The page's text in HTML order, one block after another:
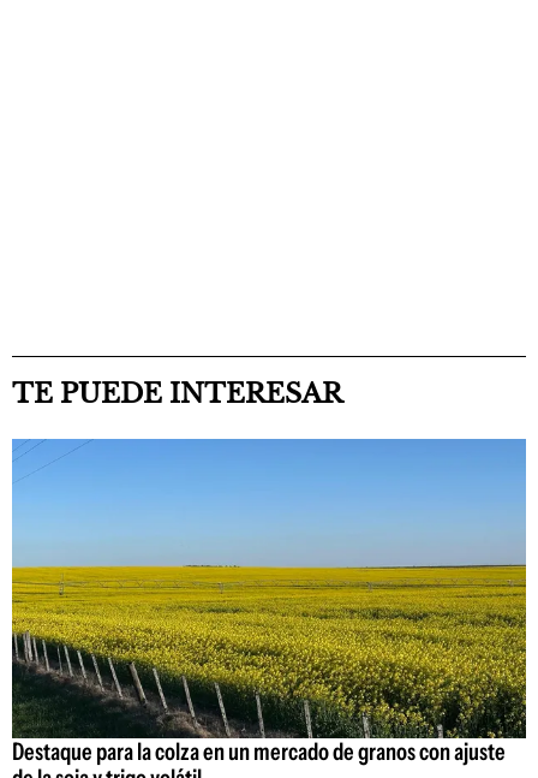
TE PUEDE INTERESAR
Destaque para la colza en un mercado de granos con ajuste